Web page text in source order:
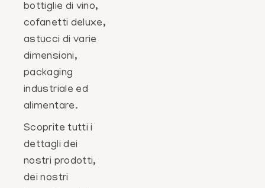
bottiglie di vino,
cofanetti deluxe,
astucci di varie
dimensioni,
packaging
industriale ed
alimentare.
Scoprite tutti i
dettagli dei
nostri prodotti,
dei nostri